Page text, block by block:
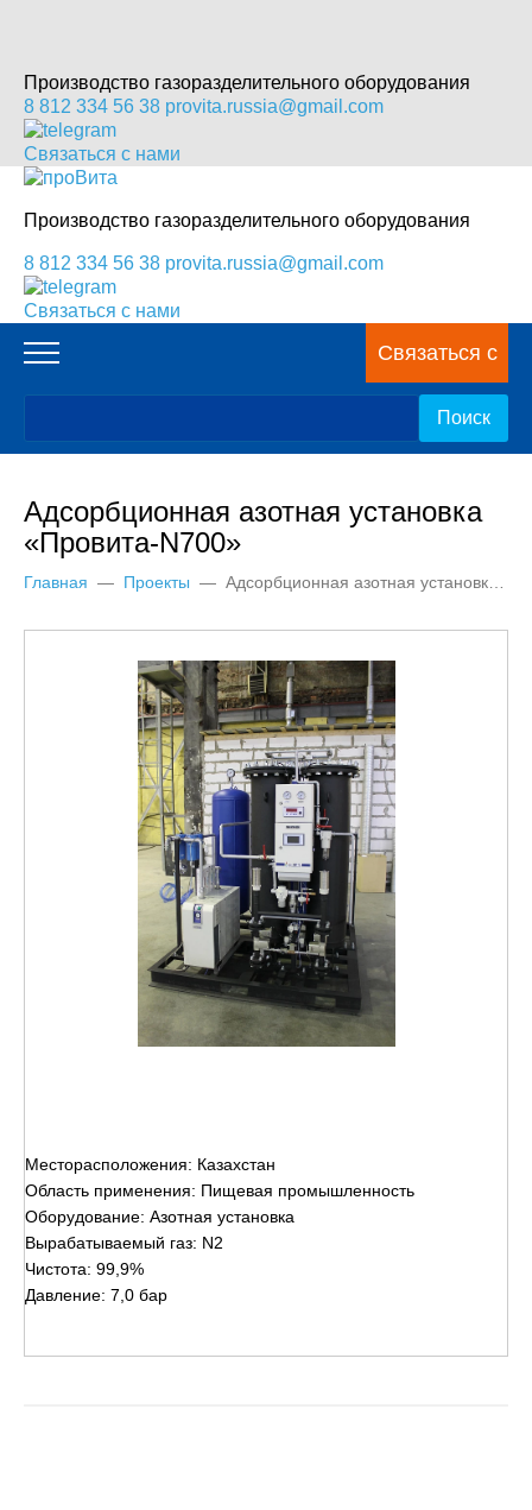
Производство газоразделительного оборудования
8 812 334 56 38 provita.russia@gmail.com
Связаться с нами
Производство газоразделительного оборудования
8 812 334 56 38 provita.russia@gmail.com
Связаться с нами
Связаться с
нами
Адсорбционная азотная установка
«Провита-N700»
Главная — Проекты — Адсорбционная азотная установка «Провита-N700»
Месторасположения: Казахстан
Область применения: Пищевая промышленность
Оборудование: Азотная установка
Вырабатываемый газ: N2
Чистота: 99,9%
Давление: 7,0 бар